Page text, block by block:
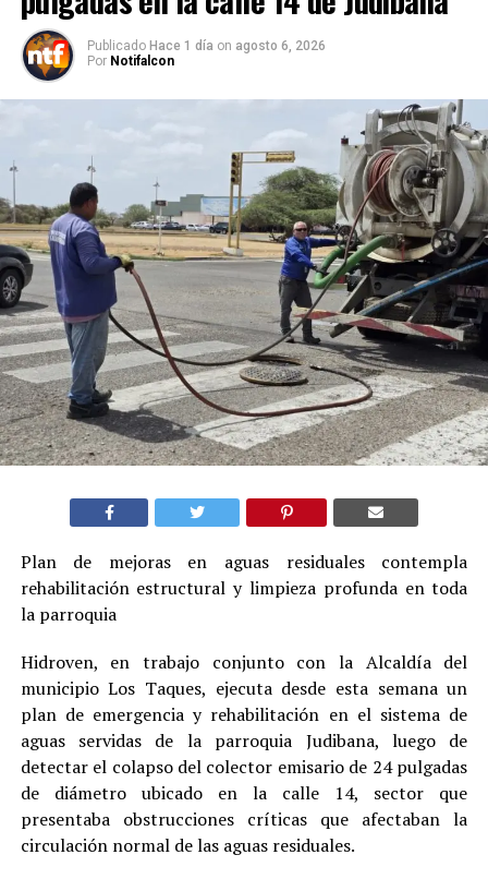
Publicado Hace 1 día on agosto 6, 2026
Por Notifalcon
Plan de mejoras en aguas residuales contempla
rehabilitación estructural y limpieza profunda en toda
la parroquia
Hidroven, en trabajo conjunto con la Alcaldía del
municipio Los Taques, ejecuta desde esta semana un
plan de emergencia y rehabilitación en el sistema de
aguas servidas de la parroquia Judibana, luego de
detectar el colapso del colector emisario de 24 pulgadas
de diámetro ubicado en la calle 14, sector que
presentaba obstrucciones críticas que afectaban la
circulación normal de las aguas residuales.